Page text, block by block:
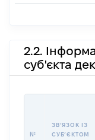
2.2.
суб'єкта
№
ЗВʼЯЗОК ІЗ
СУБʼЄКТОМ